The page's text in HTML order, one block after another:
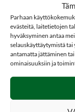
Parhaan
evästeitä, laitetietojen
hyväksyminen antaa
selauskäyttäytymistä
antamatta jättäminen
ominaisuuksiin ja
NITEforce
erimerkkisten ja
erinomaisesti
Se on
Tuotteen takuu